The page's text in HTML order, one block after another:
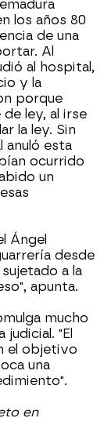
los años 80
de una
Al
al hospital,
y la
porque
ley, al irse
la ley. Sin
anuló esta
ocurrido
un
Ángel
desde
a la
apunta.
mucho
"El
el objetivo
una
en